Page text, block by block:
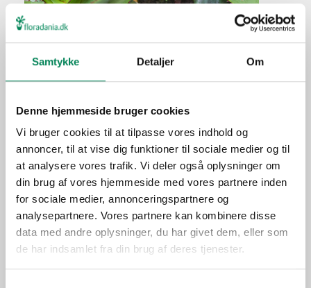
Samtykke Detaljer Om
Denne hjemmeside bruger cookies
Vi bruger cookies til at tilpasse vores indhold og
annoncer, til at vise dig funktioner til sociale medier og til
at analysere vores trafik. Vi deler også oplysninger om
din brug af vores hjemmeside med vores partnere inden
for sociale medier, annonceringspartnere og
analysepartnere. Vores partnere kan kombinere disse
data med andre oplysninger, du har givet dem, eller som
de har indsamlet fra din brug af deres tjenester.
Aloe capitata
Navn
capitata
Populærnavn
Vanding
Lad pottejorden tørre let ud
mellem vandingerne.
Gødning
Ca. hver fjerde vanding i
vækstperioden.
Placering
Inde